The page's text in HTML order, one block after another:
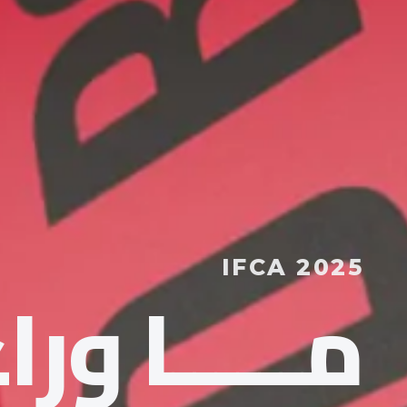
IFCA 2025
مــــــا